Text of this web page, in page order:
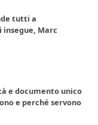
tutti a
insegue, Marc
e documento unico
e perché servono